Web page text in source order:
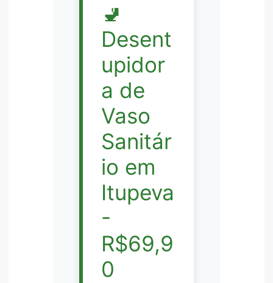
🚽
Desent
upidor
a de
Vaso
Sanitár
io em
Itupeva
-
R$69,9
0